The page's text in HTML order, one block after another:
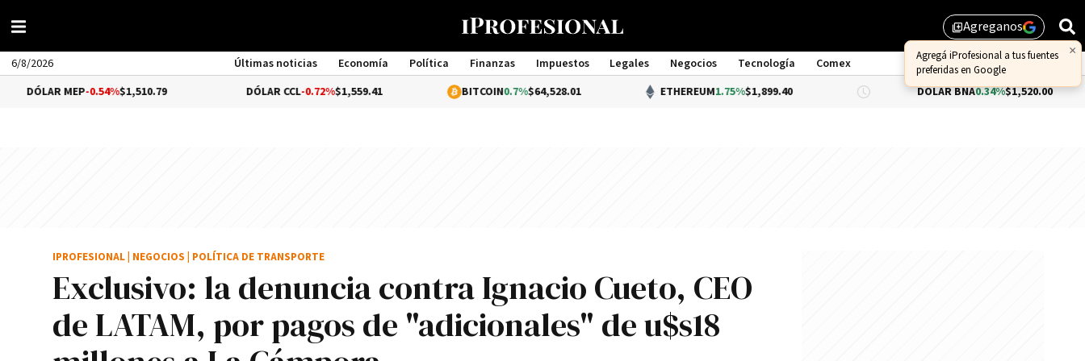
library_addAgreganos
×
Agregá iProfesional a tus fuentes
preferidas en Google
6/8/2026 Últimas noticias Economía Política Finanzas Impuestos Legales Negocios Tecnología
Comex
Management
-0.54%$1,510.79 -0.72%$1,559.41 0.7%$64,528.01 ETHEREUM1.75%$1,899.40 DÓLAR BNA0.34%$1,520.00
Exclusivo: la denuncia contra Ignacio Cueto, CEO
de LATAM, por pagos de "adicionales" de u$s18
IPROFESIONAL NEGOCIOS POLÍTICA DE TRANSPORTE